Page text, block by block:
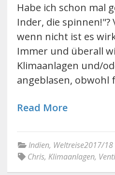
Habe ich schon mal
Inder, die spinnen!"?
wenn nicht ist es
Immer und überall
Klimaanlagen und/
angeblasen, obwohl
Read More
Indien, Weltreise2017/18
Chris, Klimaanlagen,